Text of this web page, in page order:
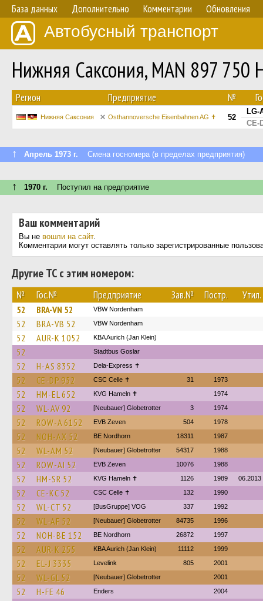
База данных Дополнительно Комментарии Обновления
Автобусный транспорт
Нижняя Саксония, MAN 897
Регион Предприятие №
Нижняя Саксония Osthannoversche Eisenbahnen AG ✝ 52
LG-
CE-
↑ Апрель 1973 г. Смена госномера (в пределах предприятия)
↑ 1970 г. Поступил на предприятие
Ваш комментарий
Вы не вошли на сайт.
Комментарии могут оставлять только зарегистрированные
Другие ТС с этим номером:
№ Гос.№ Предприятие Зав.№ Постр. Утил.
52 BRA-VN 52 VBW Nordenham
52 BRA-VB 52 VBW Nordenham
52 AUR-K 1052 KBA Aurich (Jan Klein)
52 Stadtbus Goslar
52 H-AS 8352 Dela-Express ✝
52 CE-DP 952 CSC Celle ✝ 31 1973
52 HM-EL 652 KVG Hameln ✝ 1974
52 WL-AV 92 [Neubauer] Globetrotter 3 1974
52 ROW-A 6152 EVB Zeven 504 1978
52 NOH-AX 52 BE Nordhorn 18311 1987
52 WL-AM 52 [Neubauer] Globetrotter 54317 1988
52 ROW-AI 52 EVB Zeven 10076 1988
52 HM-SR 52 KVG Hameln ✝ 1126 1989 06.2013
52 CE-KC 52 CSC Celle ✝ 132 1990
52 WL-CT 52 [BusGruppe] VOG 337 1992
52 WL-AF 52 [Neubauer] Globetrotter 84735 1996
52 NOH-BE 152 BE Nordhorn 26872 1997
52 AUR-K 255 KBA Aurich (Jan Klein) 11112 1999
52 EL-J 3335 Levelink 805 2001
52 WL-GL 52 [Neubauer] Globetrotter 2001
52 H-FE 46 Enders 2004